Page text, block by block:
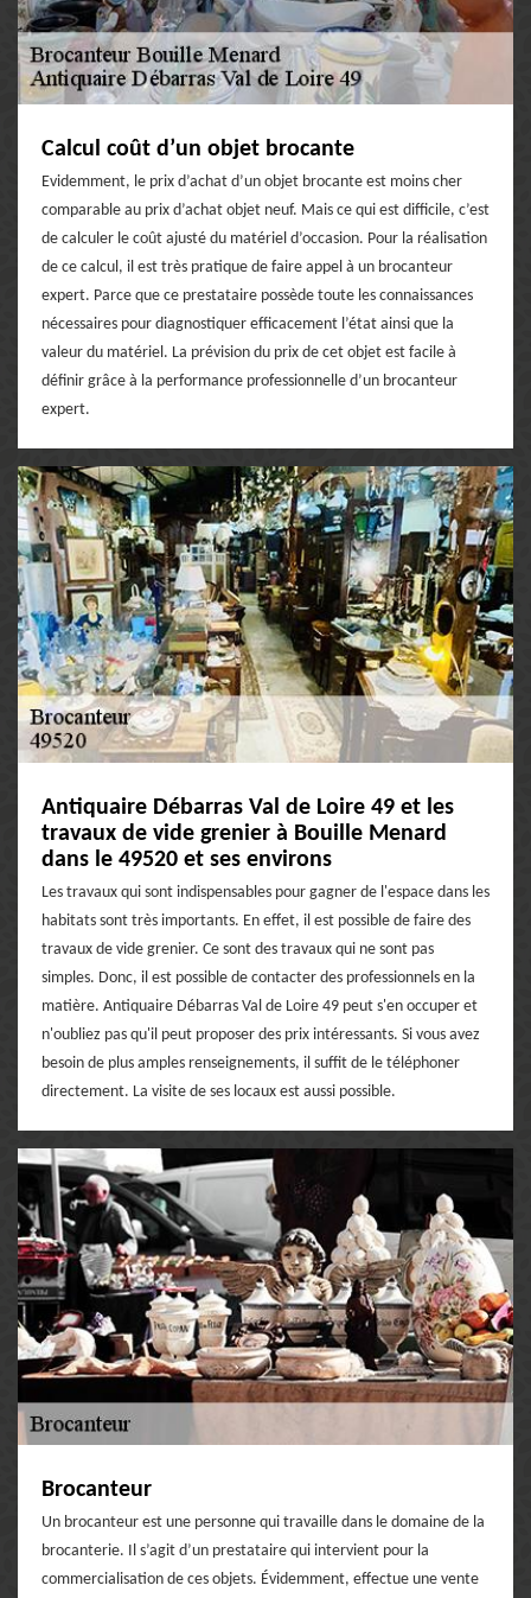
Calcul coût d’un objet brocante
Evidemment, le prix d’achat d’un objet brocante est moins cher
comparable au prix d’achat objet neuf. Mais ce qui est difficile, c’est
de calculer le coût ajusté du matériel d’occasion. Pour la réalisation
de ce calcul, il est très pratique de faire appel à un brocanteur
expert. Parce que ce prestataire possède toute les connaissances
nécessaires pour diagnostiquer efficacement l’état ainsi que la
valeur du matériel. La prévision du prix de cet objet est facile à
définir grâce à la performance professionnelle d’un brocanteur
expert.
Antiquaire Débarras Val de Loire 49 et les
travaux de vide grenier à Bouille Menard
dans le 49520 et ses environs
Les travaux qui sont indispensables pour gagner de l'espace dans les
habitats sont très importants. En effet, il est possible de faire des
travaux de vide grenier. Ce sont des travaux qui ne sont pas
simples. Donc, il est possible de contacter des professionnels en la
matière. Antiquaire Débarras Val de Loire 49 peut s'en occuper et
n'oubliez pas qu'il peut proposer des prix intéressants. Si vous avez
besoin de plus amples renseignements, il suffit de le téléphoner
directement. La visite de ses locaux est aussi possible.
Brocanteur
Un brocanteur est une personne qui travaille dans le domaine de la
brocanterie. Il s’agit d’un prestataire qui intervient pour la
commercialisation de ces objets. Évidemment, effectue une vente